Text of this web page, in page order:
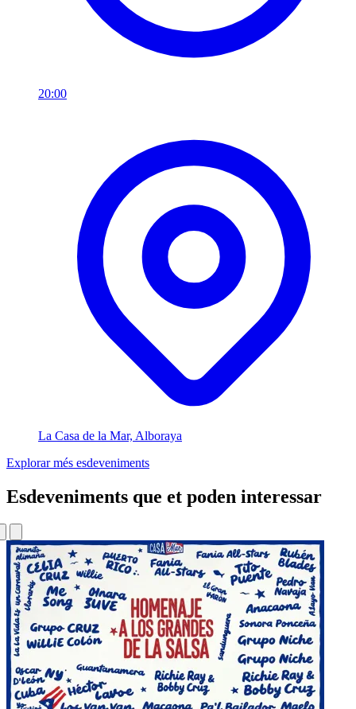
20:00
La Casa de la Mar, Alboraya
Explorar més esdeveniments
Esdeveniments que et poden interessar